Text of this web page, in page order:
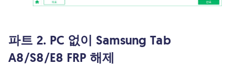
파트 2. PC 없이 Samsung Tab
A8/S8/E8 FRP 해제